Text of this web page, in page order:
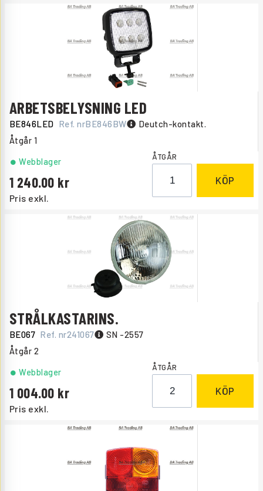
ARBETSBELYSNING LED
BE846LED Ref. nrBE846BW Deutch-kontakt.
Åtgår 1
Pris exkl.
1 240.00
Webblager ÅTGÅR
KÖP
STRÅLKASTARINS.
BE067 Ref. nr241067 SN -2557
Åtgår 2
Pris exkl.
1 004.00
Webblager ÅTGÅR
KÖP